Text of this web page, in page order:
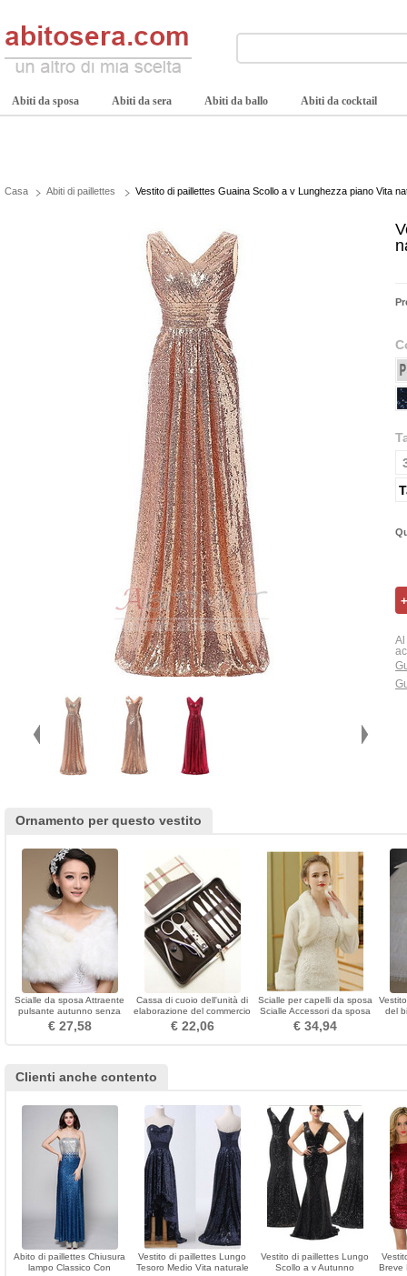
Abiti da sposa Abiti da sera Abiti da ballo Abiti da cocktail
Casa Abiti di paillettes Vestito di paillettes Guaina Scollo a v Lunghezza piano Vita
Al
Ornamento per questo vestito
Scialle da sposa Attraente
pulsante autunno senza
maniche
€ 27,58
Cassa di cuoio dell'unità di
elaborazione del commercio
dell'acciaio chiodo del
grado superiore
€ 22,06
Scialle per capelli da sposa
Scialle Accessori da sposa
Scialle autunno inverno a
maniche lunghe spesse
€ 34,94
del
Clienti anche contento
Abito di paillettes Chiusura
lampo Classico Con
Vestito di paillettes Lungo
Tesoro Medio Vita naturale
Vestito di paillettes Lungo
Scollo a v Autunno
Breve